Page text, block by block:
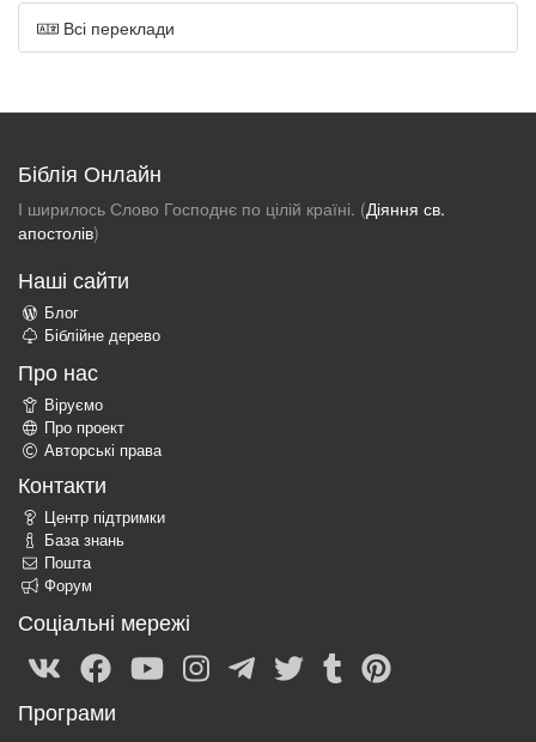
Всі переклади
Біблія Онлайн
І ширилось Слово Господнє по цілій країні. (Діяння св.
апостолів)
Наші сайти
Блог
Біблійне дерево
Про нас
Віруємо
Про проект
Авторські права
Контакти
Центр підтримки
База знань
Пошта
Форум
Соціальні мережі
Програми